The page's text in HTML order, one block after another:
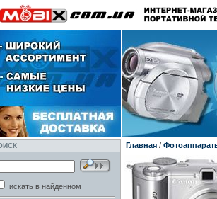
искать в найденном
Главная/